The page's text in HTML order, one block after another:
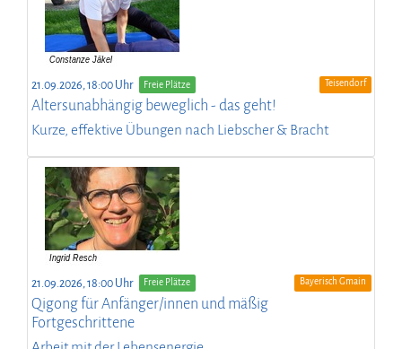
21.09.2026, 18:00 Uhr Freie Plätze Teisendorf
Altersunabhängig beweglich - das geht!
Kurze, effektive Übungen nach Liebscher & Bracht
21.09.2026, 18:00 Uhr Freie Plätze Bayerisch Gmain
Qigong für Anfänger/innen und mäßig
Fortgeschrittene